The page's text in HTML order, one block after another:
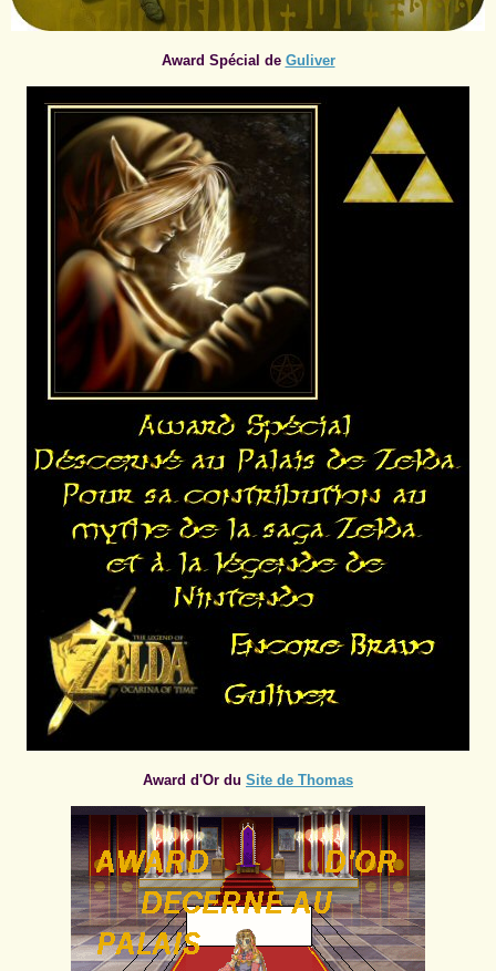
Award Spécial de Guliver
Award d'Or du Site de Thomas